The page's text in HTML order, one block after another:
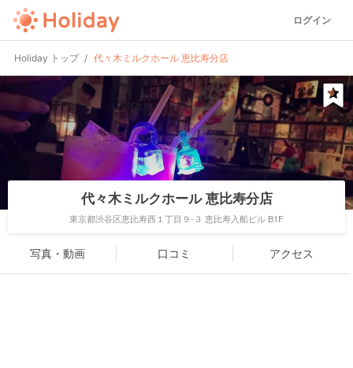
ログイン
Holiday トップ 代々木ミルクホール 恵比寿分店
代々木ミルクホール 恵比寿分店
東京都渋谷区恵比寿西１丁目９-３ 恵比寿入船ビル B1F
写真・動画 口コミ アクセス